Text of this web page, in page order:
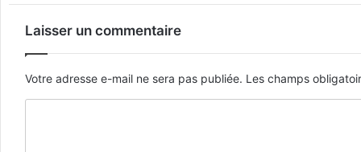
Laisser un commentaire
Votre adresse e-mail ne sera pas publiée. Les champs